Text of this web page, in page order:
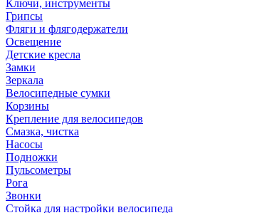
Ключи, инструменты
Грипсы
Фляги и флягодержатели
Освещение
Детские кресла
Замки
Зеркала
Велосипедные сумки
Корзины
Крепление для велосипедов
Смазка, чистка
Насосы
Подножки
Пульсометры
Рога
Звонки
Стойка для настройки велосипеда